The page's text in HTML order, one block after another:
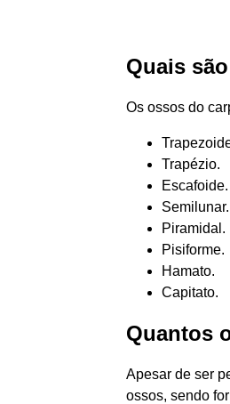
Quais
Os ossos do
Trapézio.
Escafoide.
Semilunar.
Piramidal.
Pisiforme.
Hamato.
Capitato.
Quantos
Apesar de ser
ossos, sendo